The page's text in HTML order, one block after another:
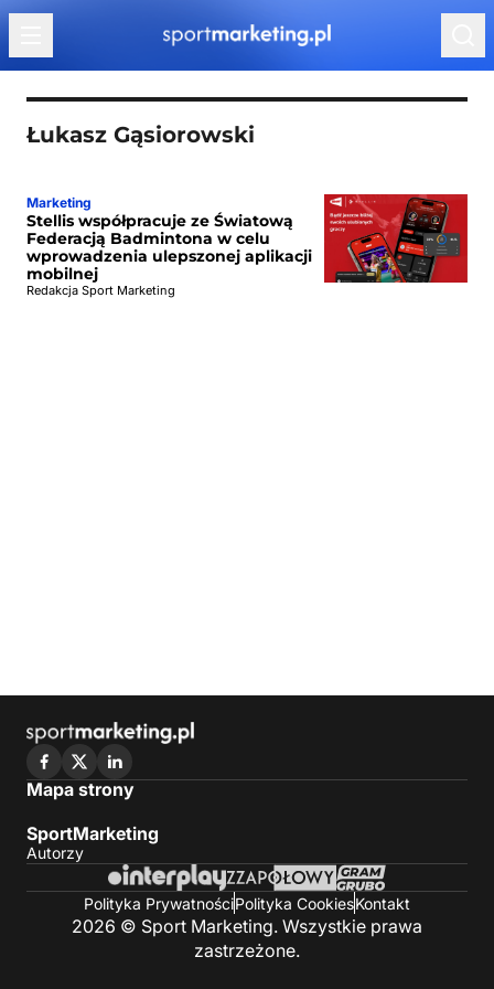
Przejdź do treści
Łukasz Gąsiorowski
Marketing
Stellis współpracuje ze Światową
Federacją Badmintona w celu
wprowadzenia ulepszonej aplikacji
mobilnej
Redakcja Sport Marketing
Mapa strony
SportMarketing
Autorzy
Polityka PrywatnościPolityka CookiesKontakt
2026 © Sport Marketing. Wszystkie prawa
zastrzeżone.